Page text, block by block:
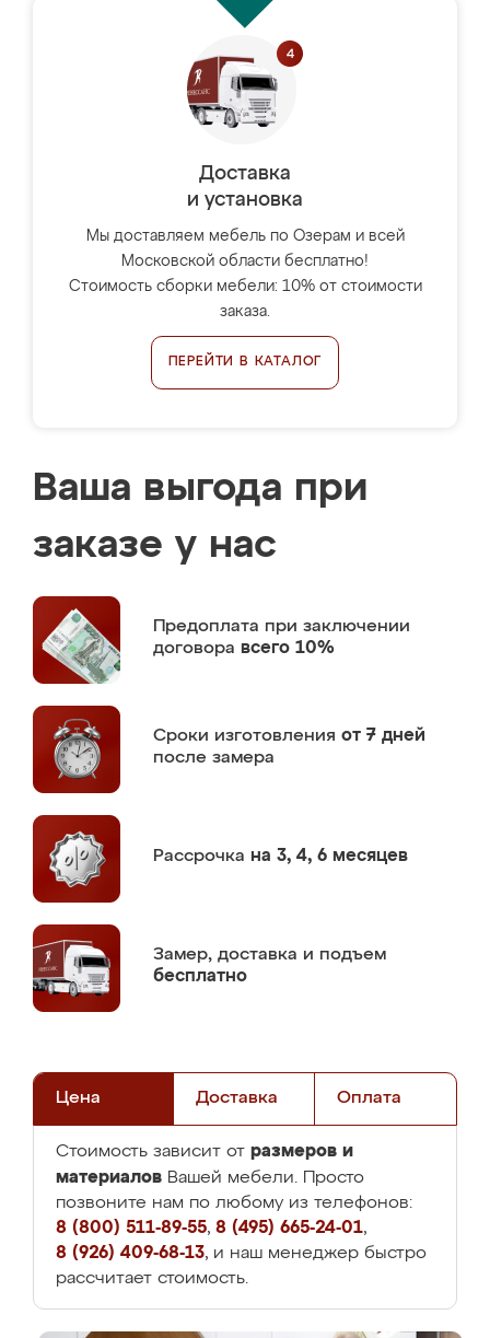
Доставка
и установка
Мы доставляем мебель по Озерам и всей
Московской области бесплатно!
Стоимость сборки мебели: 10% от стоимости
заказа.
ПЕРЕЙТИ В КАТАЛОГ
Ваша выгода при
заказе у нас
Предоплата при заключении
договора всего 10%
Сроки изготовления от 7 дней
после замера
Рассрочка на 3, 4, 6 месяцев
Замер, доставка и подъем
бесплатно
Цена Доставка Оплата
Стоимость зависит от размеров и
материалов Вашей мебели. Просто
позвоните нам по любому из телефонов:
8 (800) 511-89-55, 8 (495) 665-24-01,
8 (926) 409-68-13, и наш менеджер быстро
рассчитает стоимость.